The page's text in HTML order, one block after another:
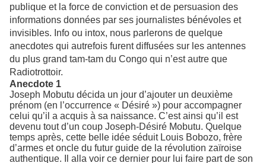
publique et la force de conviction et de persuasion des
informations données par ses journalistes bénévoles et
invisibles. Info ou intox, nous parlerons de quelque
anecdotes qui autrefois furent diffusées sur les antennes
du plus grand tam-tam du Congo qui n’est autre que
Radiotrottoir.
Anecdote 1
Joseph Mobutu décida un jour d’ajouter un deuxième
prénom (en l’occurrence « Désiré ») pour accompagner
celui qu’il a acquis à sa naissance. C’est ainsi qu’il est
devenu tout d’un coup Joseph-Désiré Mobutu. Quelque
temps après, cette belle idée séduit Louis Bobozo, frère
d’armes et oncle du futur guide de la révolution zaïroise
authentique. Il alla voir ce dernier pour lui faire part de son